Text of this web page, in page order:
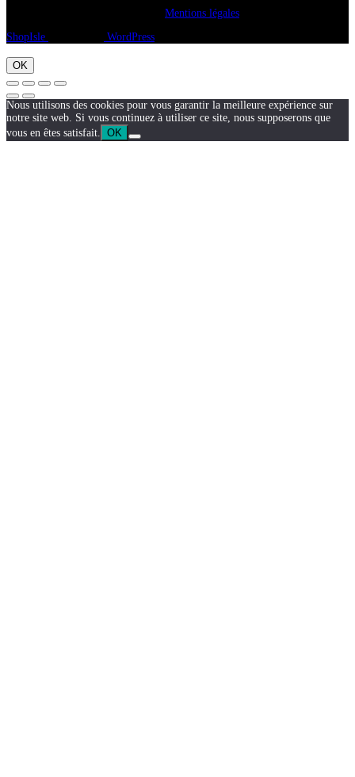
Mentions légales
ShopIsle
WordPress
OK
Nous utilisons des cookies pour vous garantir la meilleure expérience sur
notre site web. Si vous continuez à utiliser ce site, nous supposerons que
vous en êtes satisfait.
OK